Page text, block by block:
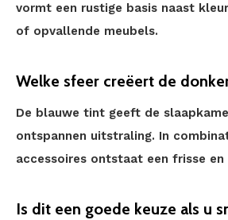
vormt een rustige basis naast
of opvallende meubels.
Welke sfeer creëert de
De blauwe tint geeft de
ontspannen uitstraling. In
accessoires ontstaat een frisse
Is dit een goede keuze als u